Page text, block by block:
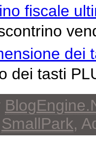
fiscale
dei
dei tasti
SmallPark,